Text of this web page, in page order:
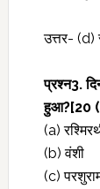
उत्तर- (d)
प्रश्‍न3.
हुआ?[20
(a)
(b) वंशी
(c)